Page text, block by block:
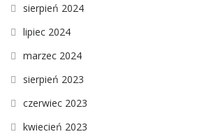
sierpień 2024
lipiec 2024
marzec 2024
sierpień 2023
czerwiec 2023
kwiecień 2023